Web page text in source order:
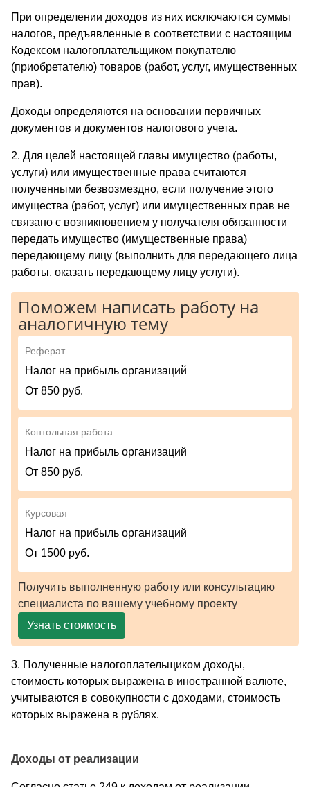
При определении доходов из них исключаются суммы
налогов, предъявленные в соответствии с настоящим
Кодексом налогоплательщиком покупателю
(приобретателю) товаров (работ, услуг, имущественных
прав).
Доходы определяются на основании первичных
документов и документов налогового учета.
2. Для целей настоящей главы имущество (работы,
услуги) или имущественные права считаются
полученными безвозмездно, если получение этого
имущества (работ, услуг) или имущественных прав не
связано с возникновением у получателя обязанности
передать имущество (имущественные права)
передающему лицу (выполнить для передающего лица
работы, оказать передающему лицу услуги).
Поможем написать работу на
аналогичную тему
Реферат
Налог на прибыль организаций
От 850 руб.
Контольная работа
Налог на прибыль организаций
От 850 руб.
Курсовая
Налог на прибыль организаций
От 1500 руб.
Получить выполненную работу или консультацию
специалиста по вашему учебному проекту
Узнать стоимость
3. Полученные налогоплательщиком доходы,
стоимость которых выражена в иностранной валюте,
учитываются в совокупности с доходами, стоимость
которых выражена в рублях.
Доходы от реализации